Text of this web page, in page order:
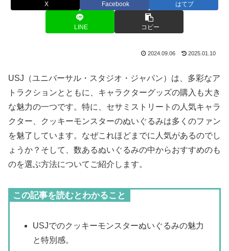
X Facebook はてブ
LINE コピー
2024.09.06 2025.01.10
USJ（ユニバーサル・スタジオ・ジャパン）は、多彩なア
トラクションとともに、キャラクターグッズの購入も大き
な魅力の一つです。特に、セサミストリートの人気キャラ
クター、クッキーモンスターのぬいぐるみは多くのファン
を魅了しています。なぜこれほどまでに人気があるのでし
ょうか？そして、数あるぬいぐるみの中からおすすめのも
のを選ぶ方法についてご紹介します。
この記事を読むとわかること
USJでのクッキーモンスターぬいぐるみの魅力
と特別感。